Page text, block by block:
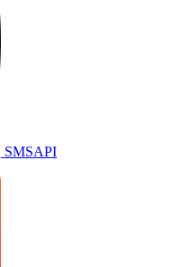
SMSAPI